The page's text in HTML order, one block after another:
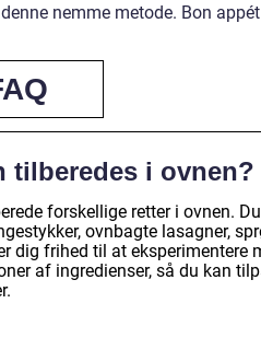
nemme metode. Bon
tilberedes i ovnen?
forskellige retter i ovnen.
ovnbagte lasagner,
dig frihed til at eksperimentere
af ingredienser, så du kan